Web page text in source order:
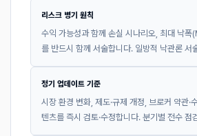
리스크 병기 원칙
수익 가능성과 함께 손실 시나리오, 최대 낙
를 반드시 함께 서술합니다. 일방적 낙관론 서
정기 업데이트 기준
시장 환경 변화, 제도·규제 개정, 브로커 약관·
텐츠를 즉시 검토·수정합니다. 분기별 전수 점